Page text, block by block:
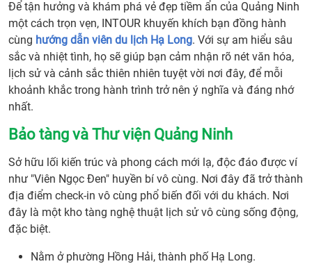
Để tận hưởng và khám phá vẻ đẹp tiềm ẩn của Quảng Ninh
một cách trọn vẹn, INTOUR khuyến khích bạn đồng hành
cùng hướng dẫn viên du lịch Hạ Long. Với sự am hiểu sâu
sắc và nhiệt tình, họ sẽ giúp bạn cảm nhận rõ nét văn hóa,
lịch sử và cảnh sắc thiên nhiên tuyệt vời nơi đây, để mỗi
khoảnh khắc trong hành trình trở nên ý nghĩa và đáng nhớ
nhất.
Bảo tàng và Thư viện Quảng Ninh
Sở hữu lối kiến trúc và phong cách mới lạ, độc đáo được ví
như "Viên Ngọc Đen" huyền bí vô cùng. Nơi đây đã trở thành
địa điểm check-in vô cùng phổ biến đối với du khách. Nơi
đây là một kho tàng nghệ thuật lịch sử vô cùng sống động,
đặc biệt.
Nằm ở phường Hồng Hải, thành phố Hạ Long.